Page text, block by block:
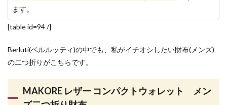
ます。
[table id=94 /]
Berluti(ベルルッティ)の中でも、私がイチオシしたい財布(メンズ)
の二つ折りがこちらです。
MAKORE レザー コンパクトウォレット メン